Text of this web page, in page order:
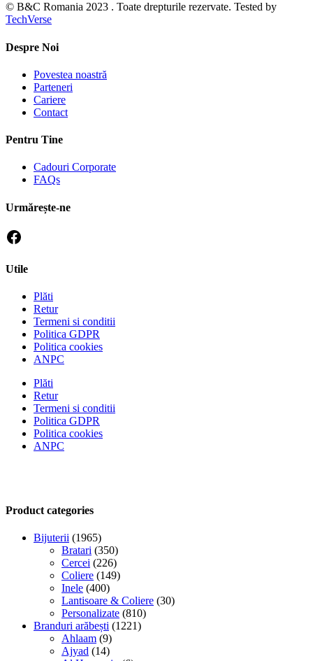
© B&C Romania 2023 . Toate drepturile rezervate. Tested by
TechVerse
Despre Noi
Povestea noastră
Parteneri
Cariere
Contact
Pentru Tine
Cadouri Corporate
FAQs
Urmărește-ne
Utile
Plăti
Retur
Termeni si conditii
Politica GDPR
Politica cookies
ANPC
Plăti
Retur
Termeni si conditii
Politica GDPR
Politica cookies
ANPC
Product categories
Bijuterii (1965)
Bratari (350)
Cercei (226)
Coliere (149)
Inele (400)
Lantisoare & Coliere (30)
Personalizate (810)
Branduri arăbești (1221)
Ahlaam (9)
Ajyad (14)